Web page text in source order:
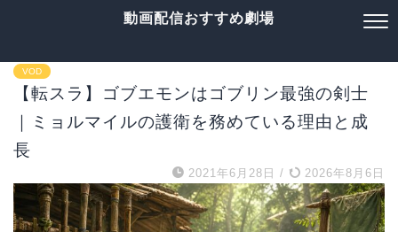
動画配信おすすめ劇場
VOD
【転スラ】ゴブエモンはゴブリン最強の剣士
｜ミョルマイルの護衛を務めている理由と成
長
2021年6月28日 / 2026年8月6日